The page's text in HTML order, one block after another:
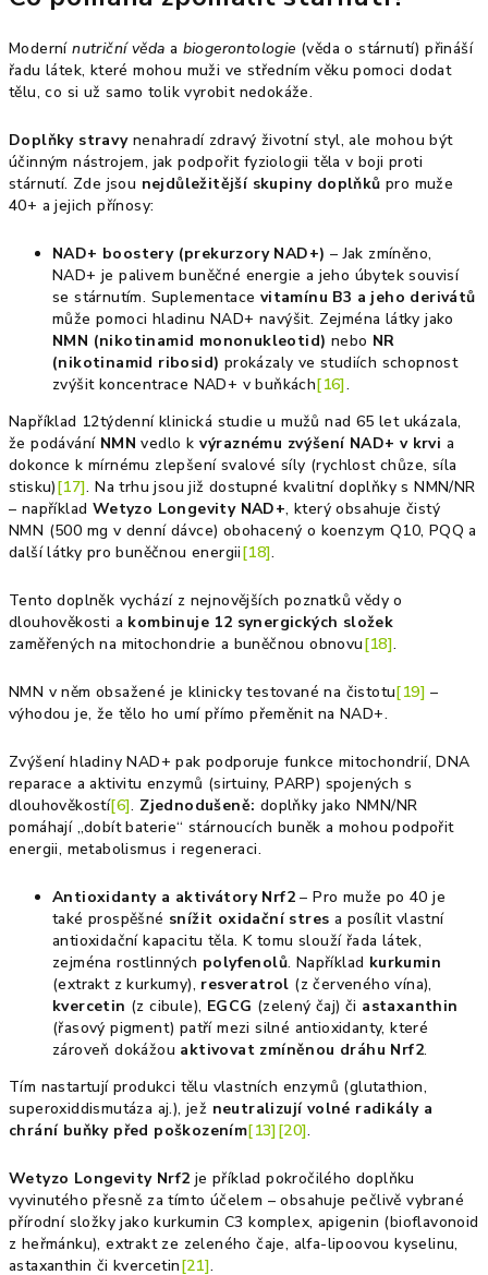
Modernínutriční věda a biogerontologie (věda o stárnutí) přináší
řadu látek, které mohou muži ve středním věku pomoci dodat
tělu, co si už samo tolik vyrobit nedokáže.
Doplňky stravynenahradí zdravý životní styl, ale mohou být
účinným nástrojem, jak podpořit fyziologii těla v boji proti
stárnutí. Zde jsou nejdůležitější skupiny doplňků pro muže
40+ a jejich přínosy:
NAD+ boostery (prekurzory NAD+) – Jak zmíněno,
NAD+ je palivem buněčné energie a jeho úbytek souvisí
se stárnutím. Suplementace vitamínu B3 a jeho derivátů
může pomoci hladinu NAD+ navýšit. Zejména látky jako
NMN (nikotinamid mononukleotid) nebo NR
(nikotinamid ribosid) prokázaly ve studiích schopnost
zvýšit koncentrace NAD+ v buňkách[16].
Například 12týdenní klinická studie u mužů nad 65 let ukázala,
že podávání NMN vedlo k výraznému zvýšení NAD+ v krvi a
dokonce k mírnému zlepšení svalové síly (rychlost chůze, síla
stisku)[17]. Na trhu jsou již dostupné kvalitní doplňky s NMN/NR
– například Wetyzo Longevity NAD+, který obsahuje čistý
NMN (500 mg v denní dávce) obohacený o koenzym Q10, PQQ a
další látky pro buněčnou energii[18].
Tento doplněk vychází z nejnovějších poznatků vědy o
dlouhověkosti a kombinuje 12 synergických složek
zaměřených na mitochondrie a buněčnou obnovu[18].
NMN v něm obsažené je klinicky testované na čistotu[19] –
výhodou je, že tělo ho umí přímo přeměnit na NAD+.
Zvýšení hladiny NAD+ pak podporuje funkce mitochondrií, DNA
reparace a aktivitu enzymů (sirtuiny, PARP) spojených s
dlouhověkostí[6]. Zjednodušeně: doplňky jako NMN/NR
pomáhají „dobít baterie“ stárnoucích buněk a mohou podpořit
energii, metabolismus i regeneraci.
Antioxidanty a aktivátory Nrf2 – Pro muže po 40 je
také prospěšné snížit oxidační stres a posílit vlastní
antioxidační kapacitu těla. K tomu slouží řada látek,
zejména rostlinných polyfenolů. Například kurkumin
(extrakt z kurkumy), resveratrol (z červeného vína),
kvercetin (z cibule), EGCG (zelený čaj) či astaxanthin
(řasový pigment) patří mezi silné antioxidanty, které
zároveň dokážou aktivovat zmíněnou dráhu Nrf2.
Tím nastartují produkci tělu vlastních enzymů (glutathion,
superoxiddismutáza aj.), jež neutralizují volné radikály a
chrání buňky před poškozením[13][20].
Wetyzo Longevity Nrf2 je příklad pokročilého doplňku
vyvinutého přesně za tímto účelem – obsahuje pečlivě vybrané
přírodní složky jako kurkumin C3 komplex, apigenin (bioflavonoid
z heřmánku), extrakt ze zeleného čaje, alfa-lipoovou kyselinu,
astaxanthin či kvercetin[21].